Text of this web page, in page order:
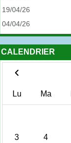
19/04/26
04/04/26
CALENDRIER
Lu Ma
3 4